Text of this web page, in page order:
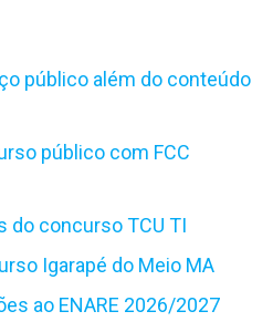
público além do conteúdo
público com FCC
do concurso TCU TI
Igarapé do Meio MA
ao ENARE 2026/2027